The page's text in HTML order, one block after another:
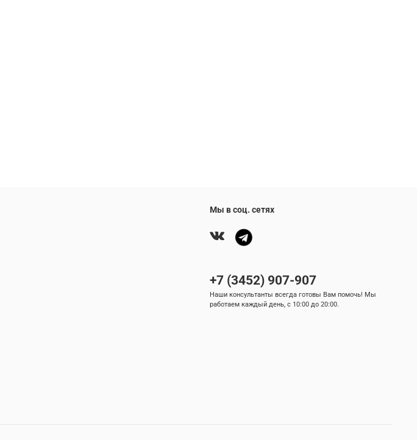
Мы в соц. сетях
+7 (3452) 907-907
Наши консультанты всегда готовы Вам помочь! Мы
работаем каждый день, с 10:00 до 20:00.